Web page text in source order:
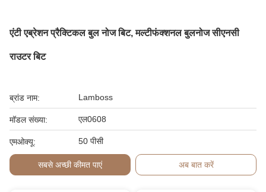
एंटी एब्रेशन प्रैक्टिकल बुल नोज बिट, मल्टीफंक्शनल बुलनोज सीएनसी
राउटर बिट
ब्रांड नाम: Lamboss
मॉडल संख्या: एल0608
एमओक्यू: 50 पीसी
सबसे अच्छी कीमत पाएं अब बात करें